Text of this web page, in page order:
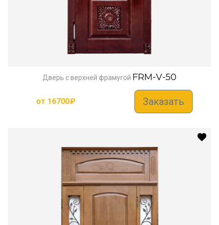
Дверь с верхней фрамугой FRM-V-50
от 16700₽ Заказать